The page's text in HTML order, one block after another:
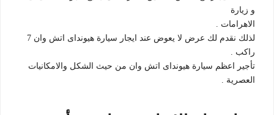
و زيارة
الاهرامات .
لذلك نقدم لك عرض لا يعوض عند ايجار سيارة هيونداى اتش وان 7
راكب .
تأجير اعظم سيارة هيونداى اتش وان من حيث الشكل والامكانيات
العصرية .